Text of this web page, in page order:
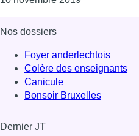
Nos dossiers
Foyer anderlechtois
Colère des enseignants
Canicule
Bonsoir Bruxelles
Dernier JT